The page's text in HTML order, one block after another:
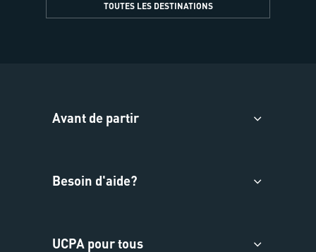
TOUTES LES DESTINATIONS
Avant de partir
Besoin d'aide?
UCPA pour tous